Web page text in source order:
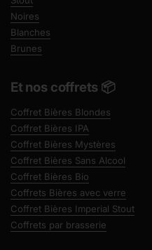
Noires
Blanches
Brunes
Et nos coffrets 📦
Coffret Bières Blondes
Coffret Bières IPA
Coffret Bières Mystères
Coffret Bières Sans Alcool
Coffret Bières Bio
Coffrets Bières avec verre
Coffret Bières Imperial Stout
Coffrets par brasserie